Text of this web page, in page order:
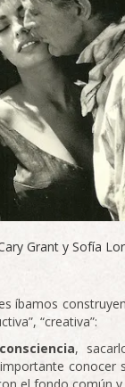
Grant y Sofía
íbamos
“creativa”:
,
conocer